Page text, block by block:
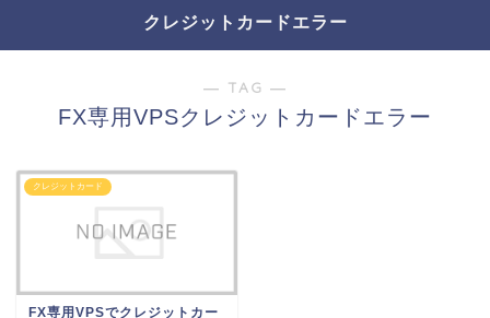
クレジットカードエラー
― TAG ―
FX専用VPSクレジットカードエラー
クレジットカード
FX専用VPSでクレジットカー